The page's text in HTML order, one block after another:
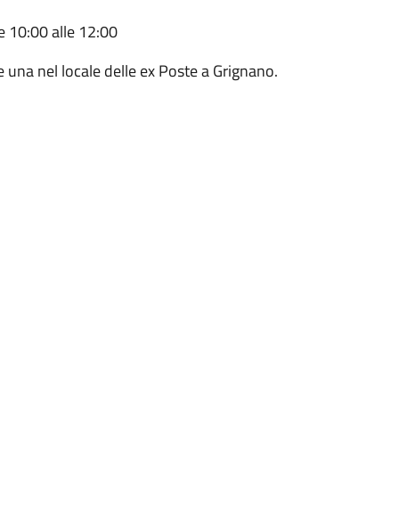
10:00 alle 12:00
nel locale delle ex Poste a Grignano.